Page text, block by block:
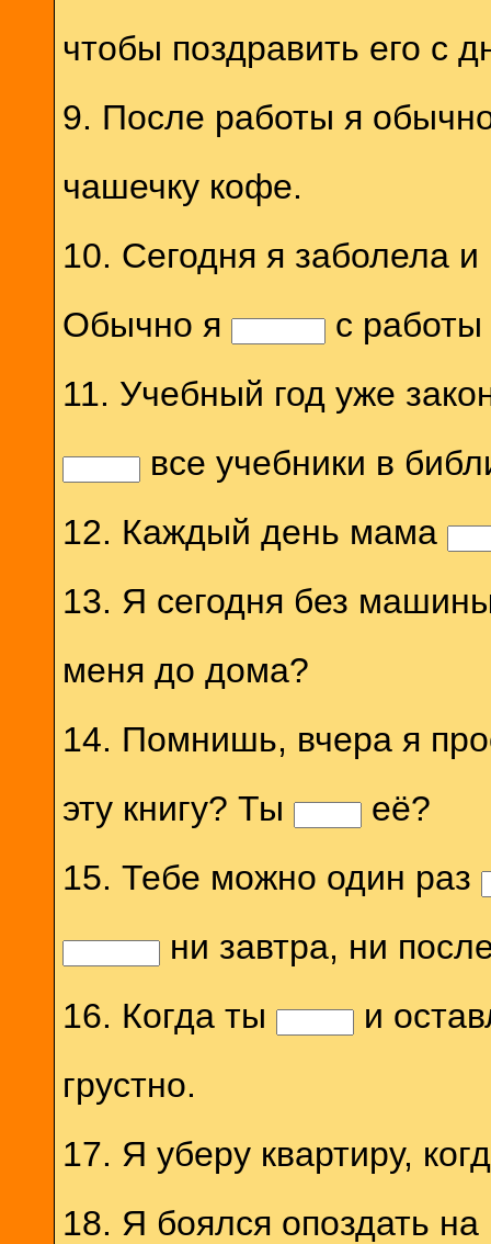
чтобы поздравить его с
9. После работы я
чашечку кофе.
10. Сегодня я заболела
Обычно я
с работы
11. Учебный год уже
все учебники в
12. Каждый день мама
13. Я сегодня без
меня до дома?
14. Помнишь, вчера я
эту книгу? Ты
её?
15. Тебе можно один раз
ни завтра, ни
16. Когда ты
и
грустно.
17. Я уберу квартиру,
18. Я боялся опоздать